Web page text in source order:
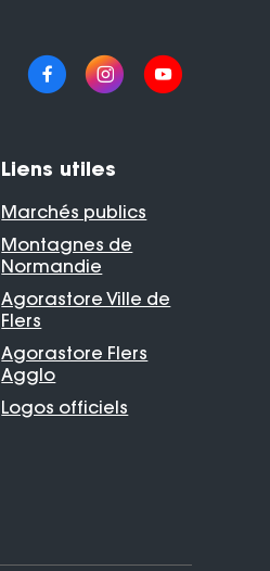
Liens utiles
Marchés publics
Montagnes de
Normandie
Agorastore Ville de
Flers
Agorastore Flers
Agglo
Logos officiels